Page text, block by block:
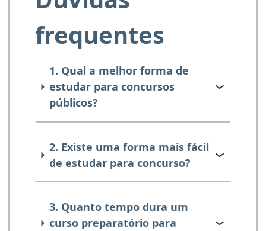
frequentes
1. Qual a melhor forma de
estudar para concursos
públicos?
2. Existe uma forma mais fácil
de estudar para concurso?
3. Quanto tempo dura um
curso preparatório para